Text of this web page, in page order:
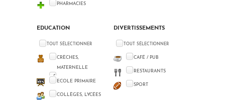
PHARMACIES
EDUCATION
TOUT SÉLECTIONNER
CRÈCHES,
MATERNELLE
ECOLE PRIMAIRE
COLLÈGES, LYCÉES
DIVERTISSEMENTS
TOUT SÉLECTIONNER
CAFÉ / PUB
RESTAURANTS
SPORT